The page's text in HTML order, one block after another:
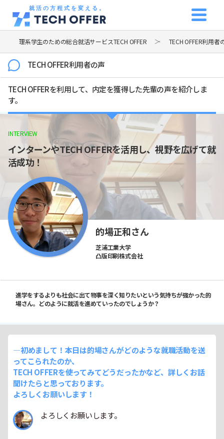
就活の方程式を変える。
理系学生のための総合就活サービスTECH OFFER TECH OFFER利用者
TECH OFFER利用者の声
TECH OFFERを利用して、内定を獲得した先輩の声を紹介しま
す。
INTERVIEW
インターンやTECH OFFERを活用し、視野を広げて就
活成功！
的場正和さん
芝浦工業大学
凸版印刷株式会社
進学をするよりも社会に出て物事を深く知りたいという気持ちが強かった的
場さん。どのように就活を進めていったのでしょうか？
―初めまして！本日は的場さんがどのような就職活動を送
ってこられたのか、
TECH OFFERを使ってみてどうだったかなど、詳しくお話
聞けたらと思っております。
よろしくお願いします！
よろしくお願いします。